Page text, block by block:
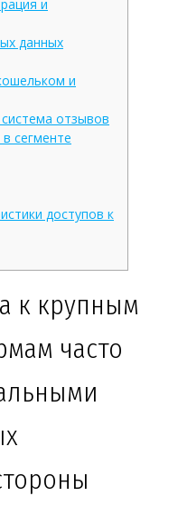
и
данных
и
отзывов
сегменте
доступов к
к крупным
часто